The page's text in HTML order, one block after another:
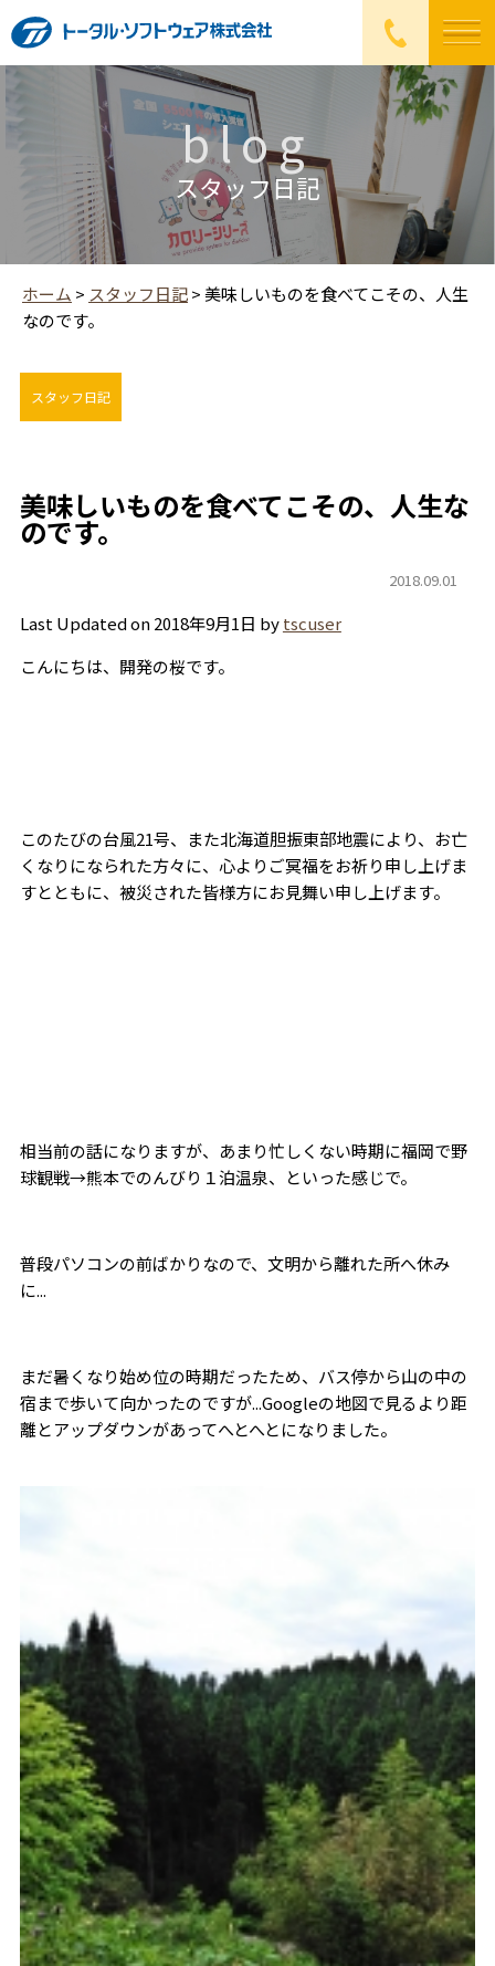
blog
スタッフ日記
ホーム > スタッフ日記>美味しいものを食べてこその、人生
なのです。
スタッフ日記
美味しいものを食べてこその、人生な
のです。
2018.09.01
Last Updated on 2018年9月1日 bytscuser
こんにちは、開発の桜です。
このたびの台風21号、また北海道胆振東部地震により、お亡
くなりになられた方々に、心よりご冥福をお祈り申し上げま
すとともに、被災された皆様方にお見舞い申し上げます。
相当前の話になりますが、あまり忙しくない時期に福岡で野
球観戦→熊本でのんびり１泊温泉、といった感じで。
普段パソコンの前ばかりなので、文明から離れた所へ休み
に...
まだ暑くなり始め位の時期だったため、バス停から山の中の
宿まで歩いて向かったのですが...Googleの地図で見るより距
離とアップダウンがあってへとへとになりました。